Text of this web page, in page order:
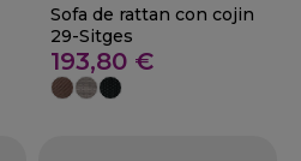
Sofa de rattan con cojin
29-Sitges
193,80 €